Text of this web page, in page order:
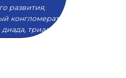
развития,
конгломерат,
диада, триада.